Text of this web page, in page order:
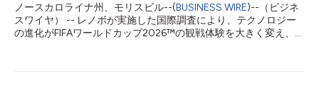
ノースカロライナ州、モリスビル--(BUSINESS WIRE)--（ビジネ
スワイヤ） -- レノボが実施した国際調査により、テクノロジー
の進化がFIFAワールドカップ2026™の観戦体験を大きく変え、視
ド、英国、米国のサッカーファンを対象とした調査では、87%が